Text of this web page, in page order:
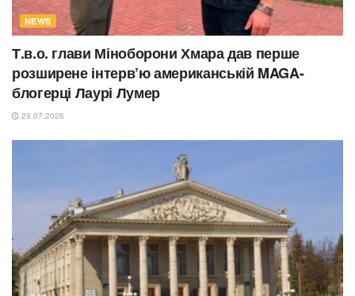
NEWS
Т.в.о. глави Міноборони Хмара дав перше
розширене інтерв’ю американській MAGA-
блогерці Лаурі Лумер
29.07.2026